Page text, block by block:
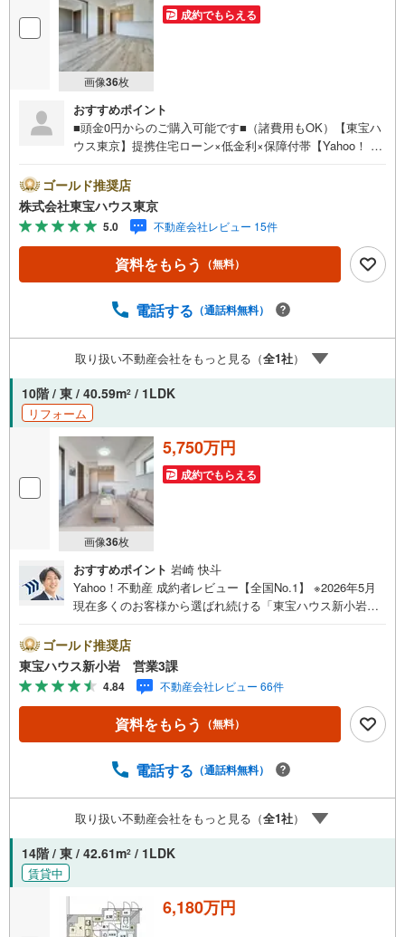
画像36枚
成約でもらえる
おすすめポイント
■頭金0円からのご購入可能です■（諸費用もOK）【東宝ハ
ウス東京】提携住宅ローン×低金利×保障付帯【Yahoo！ 不
ayボーナスライトがもらえる「Yahoo！ 不動産 物件ご成約
キャンペーン」の対象になります。「資料をもらう」「見
学予約をする」ボタンからお問い合わせください。※必ずY
ahoo！ JAPAN IDでログインしてください。※PayPayボー
ナスライトは出金と譲渡はできません。ご案内・詳細な資
料のご請求はお気軽にどうぞ♪お電話でのお問い合わせも
ゴールド推奨店
株式会社東宝ハウス東京
5.0 不動産会社レビュー 15件
資料をもらう （無料）
電話する （通話料無料）
取り扱い不動産会社をもっと見る（全1社）
10階 / 東 / 40.59m2 / 1LDK
リフォーム
画像36枚
5,750万円
成約でもらえる
おすすめポイント 岩崎 快斗
Yahoo！不動産 成約者レビュー【全国No.1】 ※2026年5月
現在多くのお客様から選ばれ続ける「東宝ハウス新小岩」
見学OK■営業時間内（9:00～20:00）はお電話でのご連絡が
スムーズです。ご自宅への送迎・最寄駅でのお待ち合わせ
等、お気軽にご相談ください。 選ばれる3つの「圧倒的メ
リット」 （1）【業界最低水準の提携住宅ローン】「他社
で断られた」「借入がある」方も独自審査で多数承認！優
遇金利と各種手数料0円でお得に。（2）【未来カレンダー
ュレーション。「月々いくらなら安心か」をプロが明確に
はありません。専属FPがお引渡し後も一生涯お守りしま
す。 Yahoo！不動産キャンペーン対象店舗 当店でのご成約
でPayPayボーナスがもらえるキャンペーン対象です！※必
ずYahoo！ JAPAN IDでログインの上お問い合わせくださ
ゴールド推奨店
東宝ハウス新小岩 営業3課
4.84 不動産会社レビュー 66件
資料をもらう （無料）
電話する （通話料無料）
取り扱い不動産会社をもっと見る（全1社）
14階 / 東 / 42.61m2 / 1LDK
賃貸中
6,180万円